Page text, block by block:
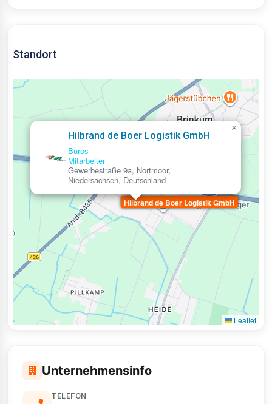
Standort
Hilbrand de Boer Logistik GmbH
Hilbrand de Boer Logistik GmbH
Büros
Mitarbeiter
Gewerbestraße 9a, Nortmoor,
Niedersachsen, Deutschland
×
Leaflet
Unternehmensinfo
TELEFON